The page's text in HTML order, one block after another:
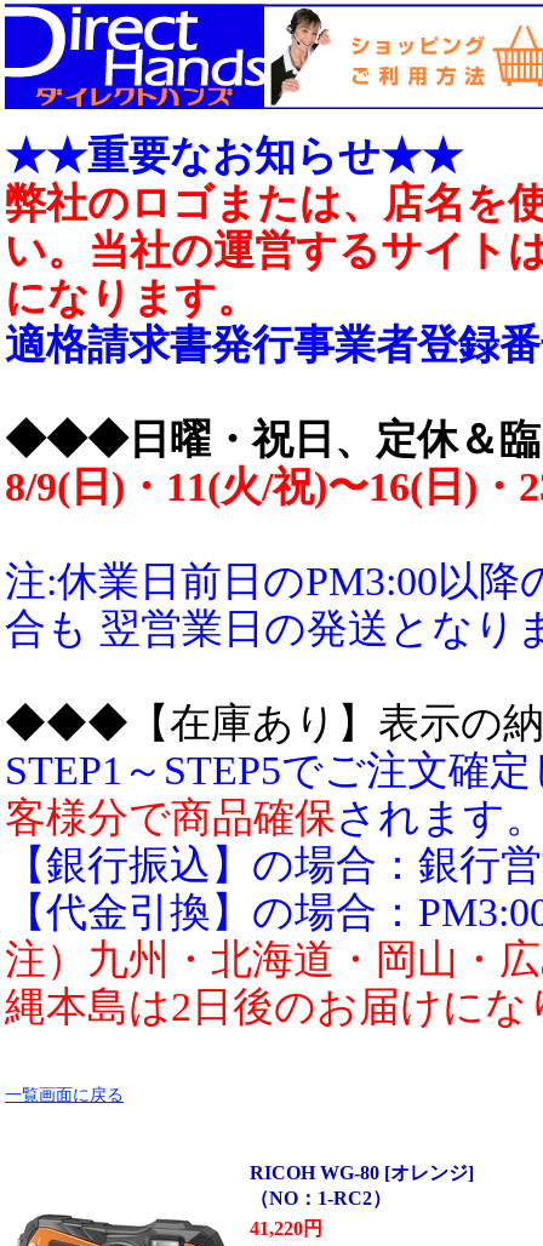
★★重要なお知らせ★★
弊社のロゴまたは、店名を
い。当社の運営するサイト
になります。
適格請求書発行事業者登録番
◆◆◆日曜・祝日、定休＆
8/9(日)・11(火/祝)〜16(日)
注:休業日前日のPM3:00以
合も 翌営業日の発送となり
◆◆◆【在庫あり】表示の
STEP1～STEP5でご注文確
客様分で商品確保されます
【銀行振込】の場合：銀行
【代金引換】の場合：
注）九州・北海道・岡山・
縄本島は2日後のお届けにな
一覧画面に戻る
RICOH WG-80 [オレンジ]
（NO：1-RC2）
41,220円